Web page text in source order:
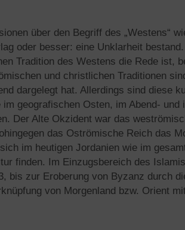
über den Begriff des „Westens“
oder besser: eine Unklarheit
Tradition des Westens die Rede ist,
und christlichen Traditionen
dargelegt hat. Allerdings sind diese
geografischen Osten, im Abend- und
Der Alte Okzident war das
das Oströmische Reich das
im heutigen Jordanien wie im
finden. Im Einzugsbereich des
bis zur Eroberung von Byzanz durch
von Morgenland bzw. Orient